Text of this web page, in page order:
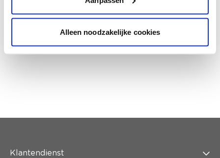
Alleen noodzakelijke cookies
Krijg ineens een technologische check-up
Klantendienst